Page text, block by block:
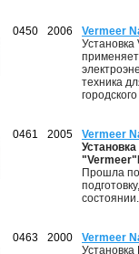
0450 2006
Vermeer
техника
0461 2005
Vermeer
Прошла
состоянии.
0463 2000
Vermeer